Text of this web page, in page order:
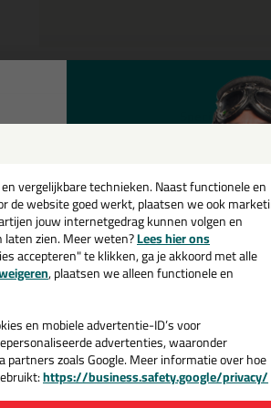
Specificaties
- Rimax Elite in 18
Elite in 18 cm vandaag nog! Vandaag
en kenmerken van dit product?
vergelijkbare technieken. Naast functionele en
de website goed werkt, plaatsen we ook
jouw internetgedrag kunnen volgen en
zien. Meer weten?Lees hier ons
accepteren" te klikken, ga je akkoord met alle
, plaatsen we alleen functionele en
en mobiele advertentie-ID’s voor
advertenties, waaronder
zoals Google. Meer informatie over hoe
https://business.safety.google/privacy/